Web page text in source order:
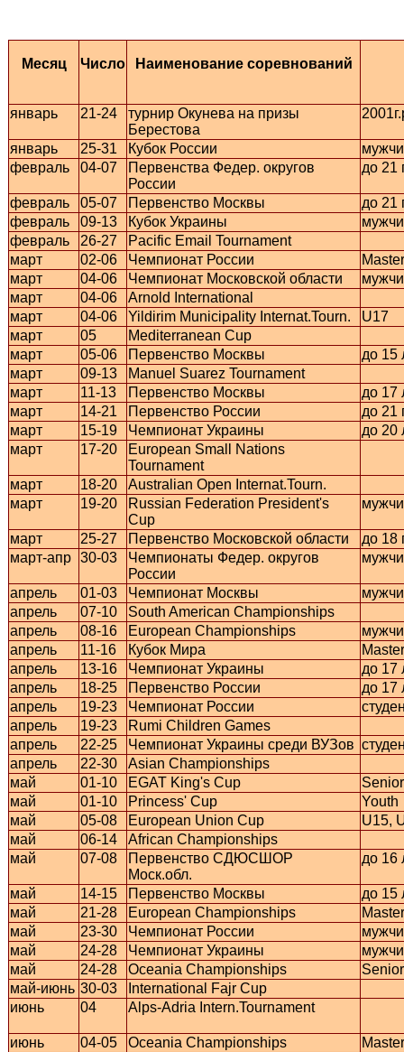
Месяц Число Наименование соревнований
январь 21-24
турнир Окунева на призы
Берестова
январь 25-31 Кубок России
февраль
04-07
Первенства Федер. округов
России
до 21
февраль 05-07 Первенство Москвы
до 21
февраль
09-13 Кубок Украины
февраль
26-27
Pacific Email Tournament
март
02-06 Чемпионат России
март
04-06 Чемпионат Московской области
март
04-06
Arnold International
март
04-06 Yildirim Municipality Internat.Tourn.
U17
март
05
Mediterranean Cup
март
05-06 Первенство Москвы
до 15
март
09-13
Manuel Suarez Tournament
март
11-13 Первенство Москвы
до 17
март
14-21 Первенство России
до 21
март
15-19 Чемпионат Украины
до 20
март
17-20
European Small Nations
Tournament
март
18-20
Australian Open Internat.Tourn.
март
19-20
Russian Federation President's
Cup
март 25-27 Первенство Московской области
до 18
март-апр 30-03
Чемпионаты Федер. округов
России
апрель 01-03 Чемпионат Москвы
апрель
07-10
South American Championships
апрель
08-16 European Championships
апрель
11-16 Кубок Мира
апрель
13-16 Чемпионат Украины
до 17
апрель
18-25 Первенство России
до 17
апрель
19-23 Чемпионат России
апрель
19-23
Rumi Children Games
апрель
22-25 Чемпионат Украины среди ВУЗов
апрель
22-30
Asian Championships
май
01-10 EGAT King's Cup
Senior
май
01-10 Princess' Cup
Youth
май
05-08 European Union Cup
U15,
май
06-14
African Championships
май
07-08
Первенство СДЮСШОР
Моск.обл.
до 16
май 14-15 Первенство Москвы
до 15
май
21-28 European Championships
май
23-30 Чемпионат России
май
24-28 Чемпионат Украины
май
24-28 Oceania Championships
май-июнь 30-03
International Fajr Cup
июнь
04 Alps-Adria Intern.Tournament
июнь 04-05 Oceania Championships